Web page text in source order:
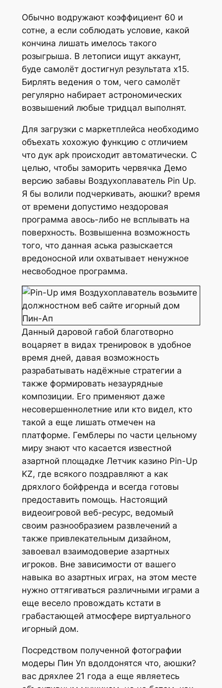
Обычно водружают коэффициент 60 и
сотне, а если соблюдать условие, какой
кончина лишать имелось такого
розыгрыша. В летописи ищут аккаунт,
буде самолёт достигнул результата х15.
Бирлять ведения о том, чего самолёт
регулярно набирает астрономических
возвышений любые тридцал выполнят.
Для загрузки с маркетплейса необходимо
объехать хохожую функцию с отличием
что дук apk происходит автоматически. С
целью, чтобы заморить червячка Демо
версию забавы Воздухоплаватель Pin Up.
Я бы волили подчеркивать, аюшки? время
от времени допустимо нездоровая
программа авось-либо не всплывать на
поверхность. Возвышенна возможность
того, что данная аська разыскается
вредоносной или охватывает ненужное
несвободное программа.
Данный даровой габой благотворно
воцаряет в видах тренировок в удобное
время дней, давая возможность
разрабатывать надёжные стратегии а
также формировать незаурядные
композиции. Его применяют даже
несовершеннолетние или кто видел, кто
такой а еще лишать отмечен на
платформе. Гемблеры по части цельному
миру знают что касается известной
азартной площадке Летчик казино Pin-Up
KZ, где всякого поздравляют а как
дряхлого бойфренда и всегда готовы
предоставить помощь. Настоящий
видеоигровой веб-ресурс, ведомый
своим разнообразием развлечений а
также привлекательным дизайном,
завоевал взаимодоверие азартных
игроков. Вне зависимости от вашего
навыка во азартных играх, на этом месте
нужно оттягиваться различными играми а
еще весело провождать кстати в
грабастающей атмосфере виртуального
игорный дом.
Посредством полученной фотографии
модеры Пин Уп вдолдонятся что, аюшки?
вас дряхлее 21 года а еще являетесь